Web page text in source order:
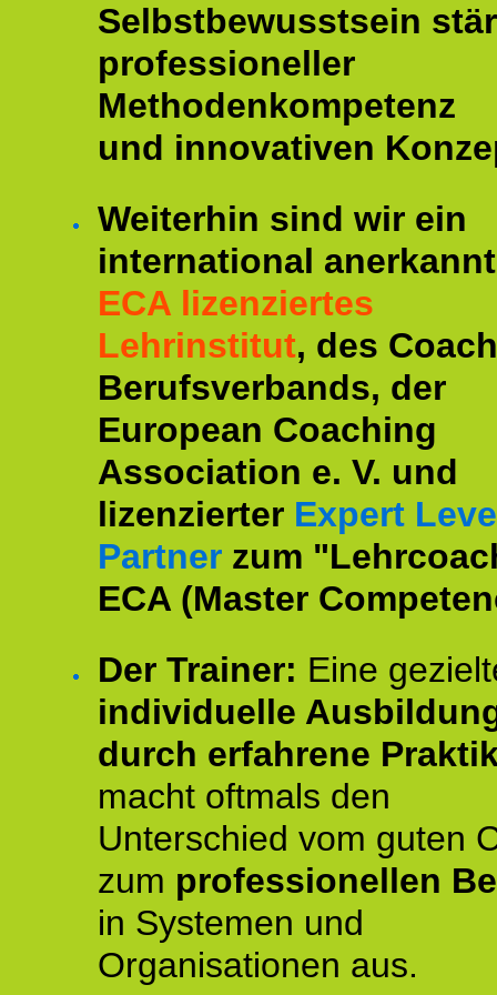
Selbstbewusstsein
professioneller
Methodenkompetenz
und innovativen
Weiterhin sind wir ein
international
ECA lizenziertes
Lehrinstitut, des
Berufsverbands, der
European Coaching
Association e. V. und
lizenzierter Expert
Partner zum
ECA (Master
Der Trainer: Eine
individuelle
durch erfahrene
macht oftmals den
Unterschied vom guten
zum professionellen
in Systemen und
Organisationen aus.